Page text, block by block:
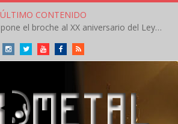
ÚLTIMO CONTENIDO
Crónica: Helloween pone el broche al XX aniversario del Leyendas del Rock – Sábado – Agosto 2026
InstagramTwitterYoutubeFacebookRSS